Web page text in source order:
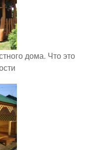
дома. Что это